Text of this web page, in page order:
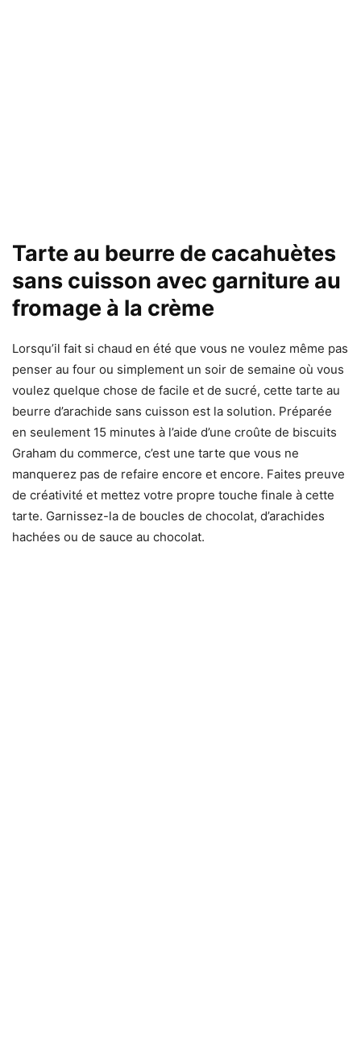
Tarte au beurre de cacahuètes
sans cuisson avec garniture au
fromage à la crème
Lorsqu’il fait si chaud en été que vous ne voulez même pas
penser au four ou simplement un soir de semaine où vous
voulez quelque chose de facile et de sucré, cette tarte au
beurre d’arachide sans cuisson est la solution. Préparée
en seulement 15 minutes à l’aide d’une croûte de biscuits
Graham du commerce, c’est une tarte que vous ne
manquerez pas de refaire encore et encore. Faites preuve
de créativité et mettez votre propre touche finale à cette
tarte. Garnissez-la de boucles de chocolat, d’arachides
hachées ou de sauce au chocolat.